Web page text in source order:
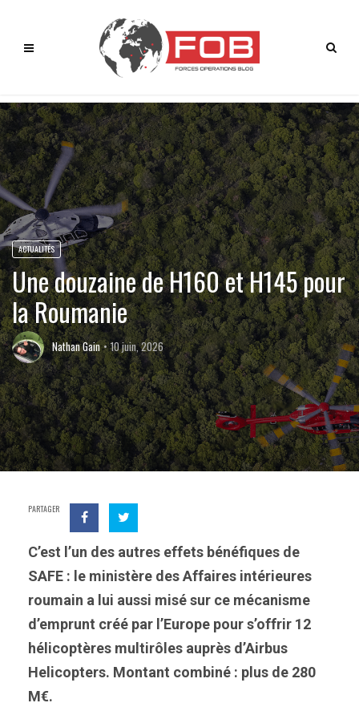
ACTUALITÉS
Une douzaine de H160 et H145 pour
la Roumanie
Nathan Gain 10 juin, 2026
PARTAGER
C’est l’un des autres effets bénéfiques de
SAFE : le ministère des Affaires intérieures
roumain a lui aussi misé sur ce mécanisme
d’emprunt créé par l’Europe pour s’offrir 12
hélicoptères multirôles auprès d’Airbus
Helicopters. Montant combiné : plus de 280
M€.